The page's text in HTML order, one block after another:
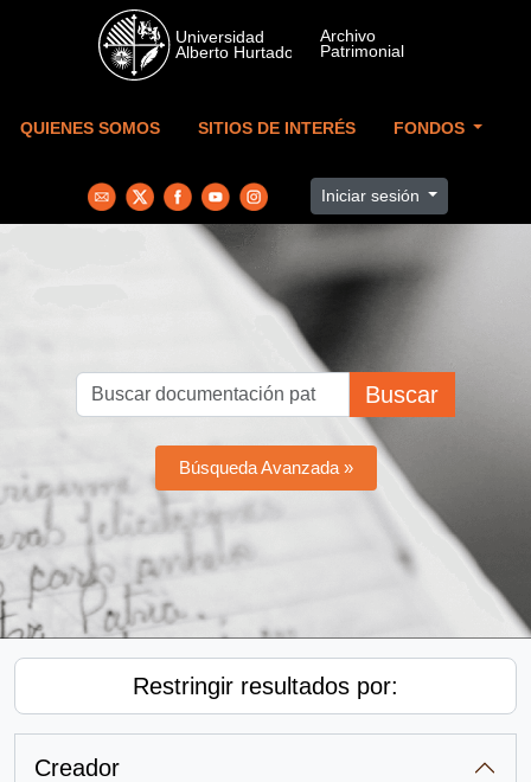
Skip to main content
QUIENES SOMOS SITIOS DE INTERÉS FONDOS
Iniciar sesión
Buscar
Búsqueda Avanzada »
Restringir resultados por:
Creador